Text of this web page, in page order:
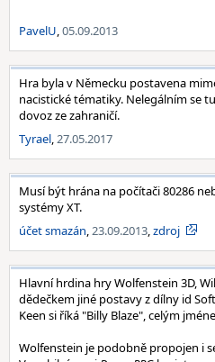
PavelU,05.09.2013
Hra byla v Německu postavena
nacistické tématiky. Nelegálním se
dovoz ze zahraničí.
Tyrael,27.05.2017
Musí být hrána na počítači 80286
systémy XT.
účet smazán,23.09.2013,zdroj
Hlavní hrdina hry Wolfenstein 3D,
dědečkem jiné postavy z dílny id
Keen si říká "Billy Blaze", celým
Wolfenstein je podobně propojen i